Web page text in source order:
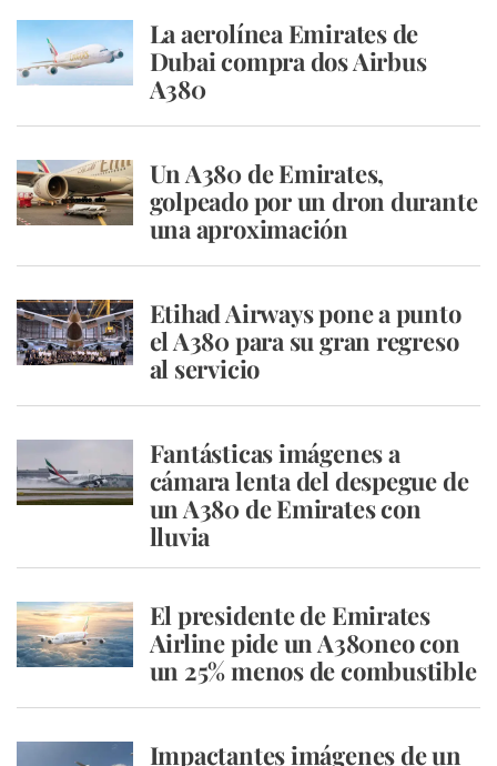
La aerolínea Emirates de
Dubai compra dos Airbus
A380
Un A380 de Emirates,
golpeado por un dron durante
una aproximación
Etihad Airways pone a punto
el A380 para su gran regreso
al servicio
Fantásticas imágenes a
cámara lenta del despegue de
un A380 de Emirates con
lluvia
El presidente de Emirates
Airline pide un A380neo con
un 25% menos de combustible
Impactantes imágenes de un